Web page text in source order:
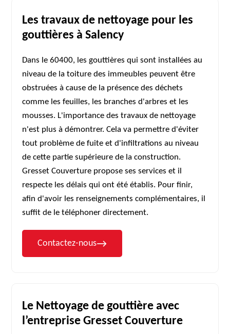
Les travaux de nettoyage pour les
gouttières à Salency
Dans le 60400, les gouttières qui sont installées au
niveau de la toiture des immeubles peuvent être
obstruées à cause de la présence des déchets
comme les feuilles, les branches d'arbres et les
mousses. L'importance des travaux de nettoyage
n'est plus à démontrer. Cela va permettre d'éviter
tout problème de fuite et d'infiltrations au niveau
de cette partie supérieure de la construction.
Gresset Couverture propose ses services et il
respecte les délais qui ont été établis. Pour finir,
afin d'avoir les renseignements complémentaires, il
suffit de le téléphoner directement.
Contactez-nous
Le Nettoyage de gouttière avec
l’entreprise Gresset Couverture